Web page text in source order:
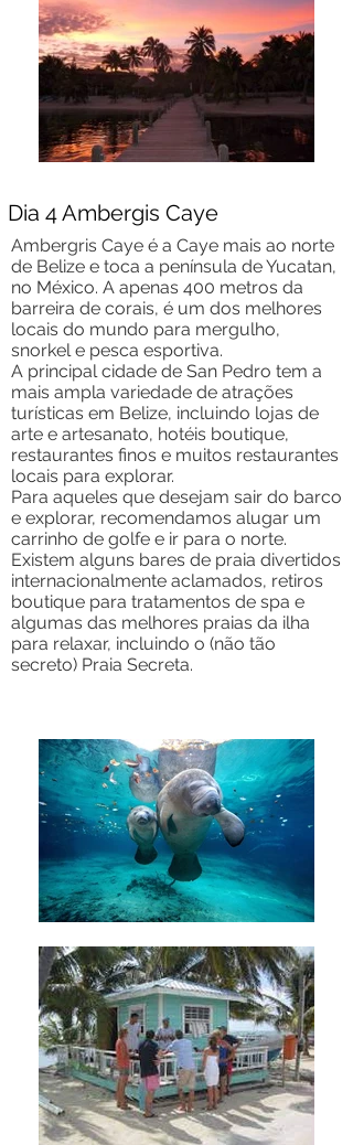
Dia 4 Ambergis Caye
Ambergris Caye é a Caye mais ao norte
de Belize e toca a península de Yucatan,
no México. A apenas 400 metros da
barreira de corais, é um dos melhores
locais do mundo para mergulho,
snorkel e pesca esportiva.
A principal cidade de San Pedro tem a
mais ampla variedade de atrações
turísticas em Belize, incluindo lojas de
arte e artesanato, hotéis boutique,
restaurantes finos e muitos restaurantes
locais para explorar.
Para aqueles que desejam sair do barco
e explorar, recomendamos alugar um
carrinho de golfe e ir para o norte.
Existem alguns bares de praia divertidos
internacionalmente aclamados, retiros
boutique para tratamentos de spa e
algumas das melhores praias da ilha
para relaxar, incluindo o (não tão
secreto) Praia Secreta.